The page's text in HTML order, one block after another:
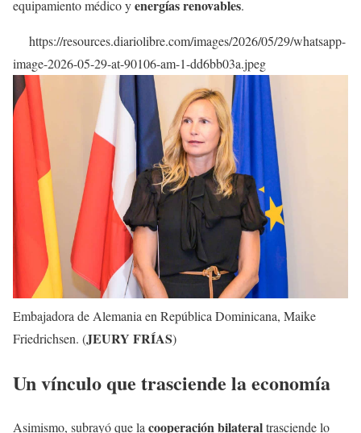
equipamiento médico yenergías renovables.
https://resources.diariolibre.com/images/2026/05/29/whatsapp-
image-2026-05-29-at-90106-am-1-dd6bb03a.jpeg
Embajadora de Alemania en República Dominicana, Maike
Friedrichsen. (JEURY FRÍAS)
Un vínculo que trasciende la economía
Asimismo, subrayó que lacooperación bilateraltrasciende lo